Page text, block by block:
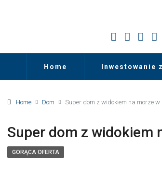
Home Inwestowanie
Home Dom Super dom z widokiem na morze
Super dom z widokiem
GORĄCA OFERTA